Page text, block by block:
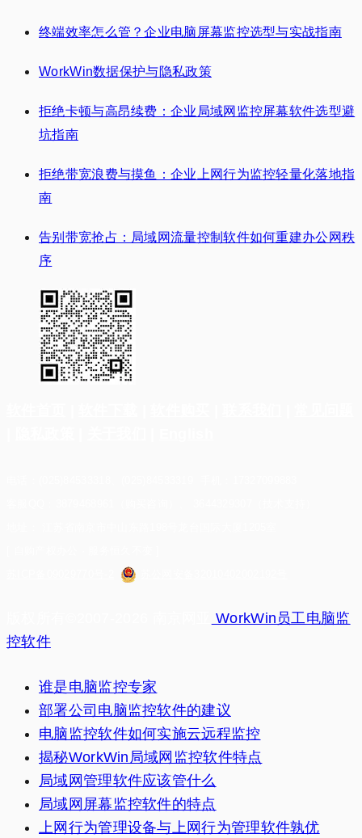
终端效率怎么管？企业电脑屏幕监控选型与实战指南
WorkWin数据保护与隐私政策
拒绝卡顿与高昂续费：企业局域网监控屏幕软件选型避
坑指南
拒绝带宽浪费与摸鱼：企业上网行为监控轻量化落地指
南
告别带宽抢占：局域网流量控制软件如何重建办公网秩
序
WorkWin员工电脑监
控软件
谁是电脑监控专家
部署公司电脑监控软件的建议
电脑监控软件如何实施云远程监控
揭秘WorkWin局域网监控软件特点
局域网管理软件应该管什么
局域网屏幕监控软件的特点
上网行为管理设备与上网行为管理软件孰优